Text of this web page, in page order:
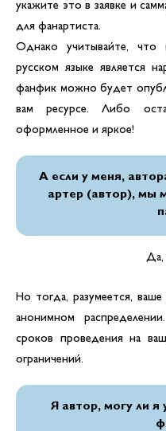
укажите это в заявке и
для фанартиста.
Однако учитывайте, что
русском языке является
фанфик можно будет
вам ресурсе. Либо
оформленное и яркое!
А если у меня,
артер (автор), мы
Да,
Но тогда, разумеется,
анонимном
сроков проведения на
ограничений.
Я автор, могу ли я